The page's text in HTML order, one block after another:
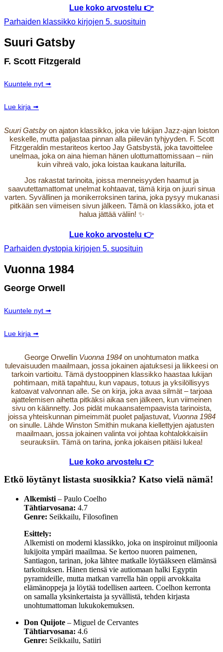
Lue koko arvostelu 👉
Parhaiden klassikko kirjojen 5. suosituin
Suuri Gatsby
F. Scott Fitzgerald
Kuuntele nyt ➟
Lue kirja ➟
Suuri Gatsby on ajaton klassikko, joka vie lukijan Jazz-ajan loiston
keskelle, mutta paljastaa pinnan alla piilevän tyhjyyden. F. Scott
Fitzgeraldin mestariteos kertoo Jay Gatsbystä, joka tavoittelee
unelmaa, joka on aina hieman hänen ulottumattomissaan – niin
kuin vihreä valo, joka loistaa kaukana laiturilla.
Jos rakastat tarinoita, joissa menneisyyden haamut ja
saavutettamattomat unelmat kohtaavat, tämä kirja on juuri sinua
varten. Syvällinen ja monikerroksinen tarina, joka pysyy mukanasi
pitkään sen viimeisen sivun jälkeen. Tämä on klassikko, jota et
halua jättää väliin! ✨
Lue koko arvostelu 👉
Parhaiden dystopia kirjojen 5. suosituin
Vuonna 1984
George Orwell
Kuuntele nyt ➟
Lue kirja ➟
George Orwellin Vuonna 1984 on unohtumaton matka
tulevaisuuden maailmaan, jossa jokainen ajatuksesi ja liikkeesi on
tarkoin vartioitu. Tämä dystooppinen klassikko haastaa lukijan
pohtimaan, mitä tapahtuu, kun vapaus, totuus ja yksilöllisyys
katoavat valvonnan alle. Se on kirja, joka avaa silmät – tarjoaa
ajattelemisen aihetta pitkäksi aikaa sen jälkeen, kun viimeinen
sivu on käännetty. Jos pidät mukaansatempaavista tarinoista,
joissa yhteiskunnan pimeimmät puolet paljastuvat, Vuonna 1984
on sinulle. Lähde Winston Smithin mukana kiellettyjen ajatusten
maailmaan, jossa jokainen valinta voi johtaa kohtalokkaisiin
seurauksiin. Tämä on tarina, jonka jokaisen pitäisi lukea!
Lue koko arvostelu 👉
Etkö löytänyt listasta suosikkia? Katso vielä nämä!
Alkemisti – Paulo Coelho
Tähtiarvosana: 4.7
Genre: Seikkailu, Filosofinen
Esittely:
Alkemisti on moderni klassikko, joka on inspiroinut miljoonia
lukijoita ympäri maailmaa. Se kertoo nuoren paimenen,
Santiagon, tarinan, joka lähtee matkalle löytääkseen elämänsä
tarkoituksen. Hänen tiensä vie autiomaan halki Egyptin
pyramideille, mutta matkan varrella hän oppii arvokkaita
elämänoppeja ja löytää todellisen aarteen. Coelhon kerronta
on samalla yksinkertaista ja syvällistä, tehden kirjasta
unohtumattoman lukukokemuksen.
Don Quijote – Miguel de Cervantes
Tähtiarvosana: 4.6
Genre: Seikkailu, Satiiri